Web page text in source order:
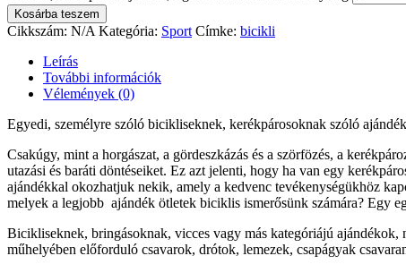
Kosárba teszem
Cikkszám: N/A Kategória: Sport Címke: bicikli
Leírás
További információk
Vélemények (0)
Egyedi, személyre szóló bicikliseknek, kerékpárosoknak szóló
Csakúgy, mint a horgászat, a gördeszkázás és a szörfözés, a
utazási és baráti döntéseiket. Ez azt jelenti, hogy ha van egy
ajándékkal okozhatjuk nekik, amely a kedvenc tevékenységükhöz
melyek a legjobb ajándék ötletek biciklis ismerősünk számára? Egy
Bicikliseknek, bringásoknak, vicces vagy más kategóriájú ajándékok,
műhelyében előforduló csavarok, drótok, lemezek, csapágyak